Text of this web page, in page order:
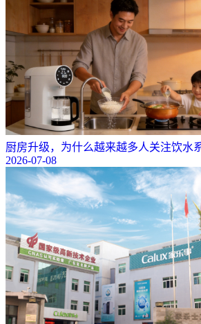
厨房升级，为什么越来越多人关注饮水
2026-07-08